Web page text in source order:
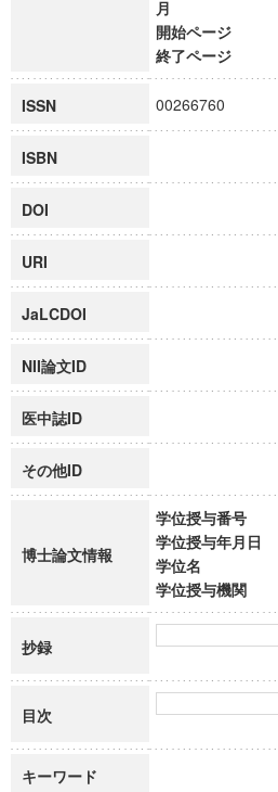
月
開始ページ
終了ページ
ISSN 00266760
ISBN
DOI
URI
JaLCDOI
NII論文ID
医中誌ID
その他ID
博士論文情報
学位授与番号
学位授与年月日
学位名
学位授与機関
抄録
目次
キーワード